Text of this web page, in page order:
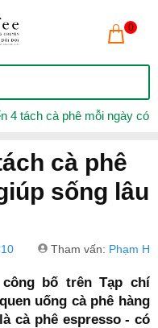
0
4 tách cà phê mỗi ngày có
cà phê
sống lâu
Tham vấn: Phạm
bố trên Tạp chí
uống cà phê hàng
cà phê espresso - có